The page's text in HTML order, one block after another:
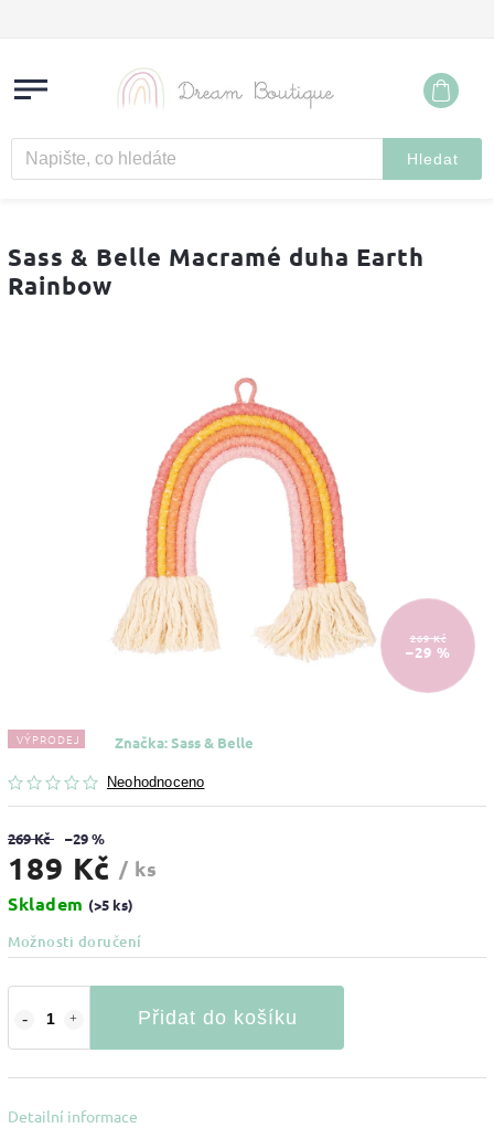
Hledat
Sass & Belle Macramé duha Earth
Rainbow
269 Kč
–29 %
VÝPRODEJ
Neohodnoceno
Značka:Sass & Belle
269 Kč –29 %
189 Kč / ks
Skladem (>5 ks)
Možnosti doručení
Přidat do košíku
Detailní informace